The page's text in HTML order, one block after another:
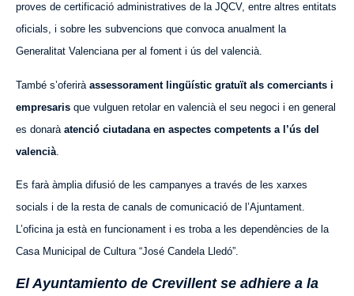
proves de certificació administratives de la JQCV, entre altres entitats
oficials, i sobre les subvencions que convoca anualment la
Generalitat Valenciana per al foment i ús del valencià.
També s’oferirà assessorament lingüístic gratuït als comerciants i
empresaris que vulguen retolar en valencià el seu negoci i en general
es donarà atenció ciutadana en aspectes competents a l’ús del
valencià
Es farà àmplia difusió de les campanyes a través de les xarxes
socials i de la resta de canals de comunicació de l’Ajuntament.
L’oficina ja està en funcionament i es troba a les dependències de la
Casa Municipal de Cultura “José Candela Lledó”.
El Ayuntamiento de Crevillent se adhiere a la